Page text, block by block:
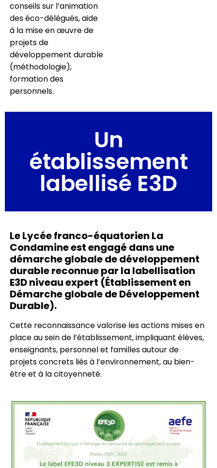
conseils sur l’animation
des éco-délégués, aide
à la mise en œuvre de
projets de
développement durable
(méthodologie),
formation des
personnels.
Un
établissement
labellisé E3D
Le Lycée franco-équatorien La
Condamine est engagé dans une
démarche globale de développement
durable reconnue par la labellisation
E3D niveau expert (Établissement en
Démarche globale de Développement
Durable).
Cette reconnaissance valorise les actions mises en
place au sein de l’établissement, impliquant élèves,
enseignants, personnel et familles autour de
projets concrets liés à l’environnement, au bien-
être et à la citoyenneté.